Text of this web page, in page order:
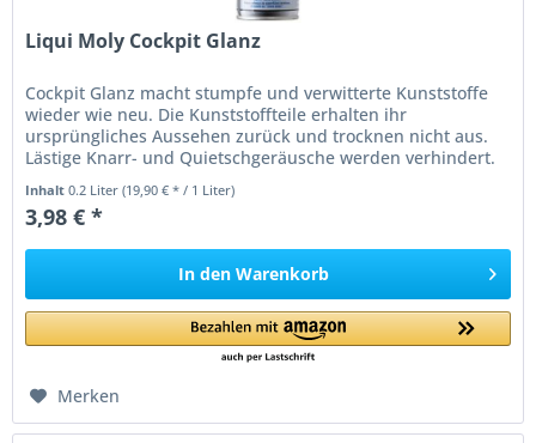
Liqui Moly Cockpit Glanz
Cockpit Glanz macht stumpfe und verwitterte Kunststoffe
wieder wie neu. Die Kunststoffteile erhalten ihr
ursprüngliches Aussehen zurück und trocknen nicht aus.
Lästige Knarr- und Quietschgeräusche werden verhindert.
Inhalt0.2 Liter(19,90 € * / 1 Liter)
3,98 € *
In den Warenkorb
Merken